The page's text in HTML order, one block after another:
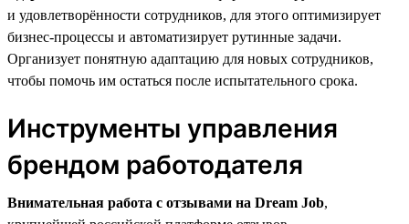
и удовлетворённости сотрудников, для этого оптимизирует
бизнес-процессы и автоматизирует рутинные задачи.
Организует понятную адаптацию для новых сотрудников,
чтобы помочь им остаться после испытательного срока.
Инструменты управления
брендом работодателя
Внимательная работа с отзывами на Dream Job,